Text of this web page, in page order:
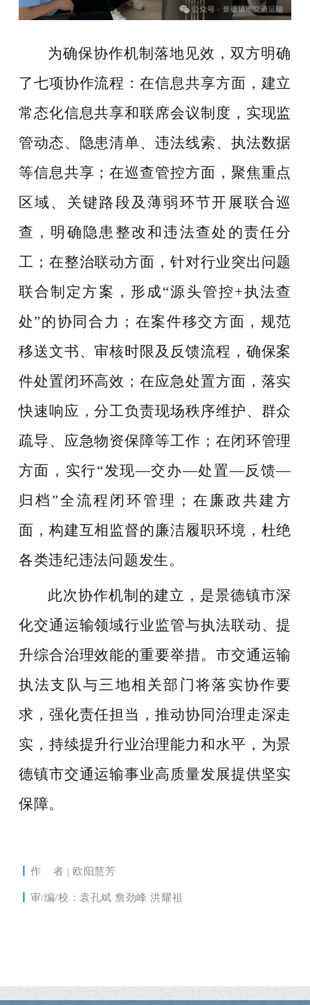
为确保协作机制落地见效，双方明确
了七项协作流程：在信息共享方面，建立
常态化信息共享和联席会议制度，实现监
管动态、隐患清单、违法线索、执法数据
等信息共享；在巡查管控方面，聚焦重点
区域、关键路段及薄弱环节开展联合巡
查，明确隐患整改和违法查处的责任分
工；在整治联动方面，针对行业突出问题
联合制定方案，形成“源头管控+执法查
处”的协同合力；在案件移交方面，规范
移送文书、审核时限及反馈流程，确保案
件处置闭环高效；在应急处置方面，落实
快速响应，分工负责现场秩序维护、群众
疏导、应急物资保障等工作；在闭环管理
方面，实行“发现—交办—处置—反馈—
归档”全流程闭环管理；在廉政共建方
面，构建互相监督的廉洁履职环境，杜绝
各类违纪违法问题发生。
此次协作机制的建立，是景德镇市深
化交通运输领域行业监管与执法联动、提
升综合治理效能的重要举措。市交通运输
执法支队与三地相关部门将落实协作要
求，强化责任担当，推动协同治理走深走
实，持续提升行业治理能力和水平，为景
德镇市交通运输事业高质量发展提供坚实
保障。
丨 作 者 | 欧阳慧芳
丨 审/编/校： 袁孔斌 詹劲峰 洪耀祖